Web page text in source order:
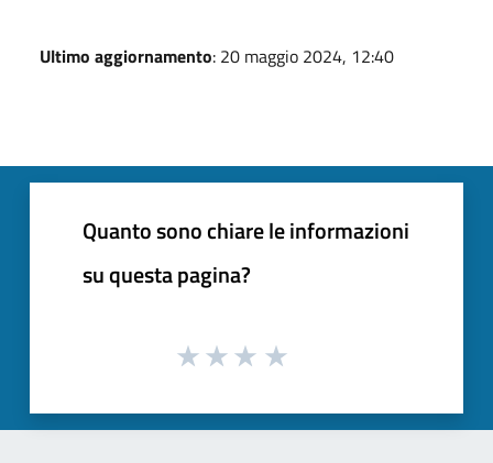
Ultimo aggiornamento: 20 maggio 2024, 12:40
Quanto sono chiare le informazioni
su questa pagina?